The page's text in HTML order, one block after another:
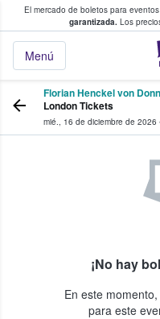
El mercado de boletos para
garantizada. Los
Menú
fans compran
Florian Henckel von
London Tickets
mié., 16 de diciembre de 2026
¡No hay
En este
para este